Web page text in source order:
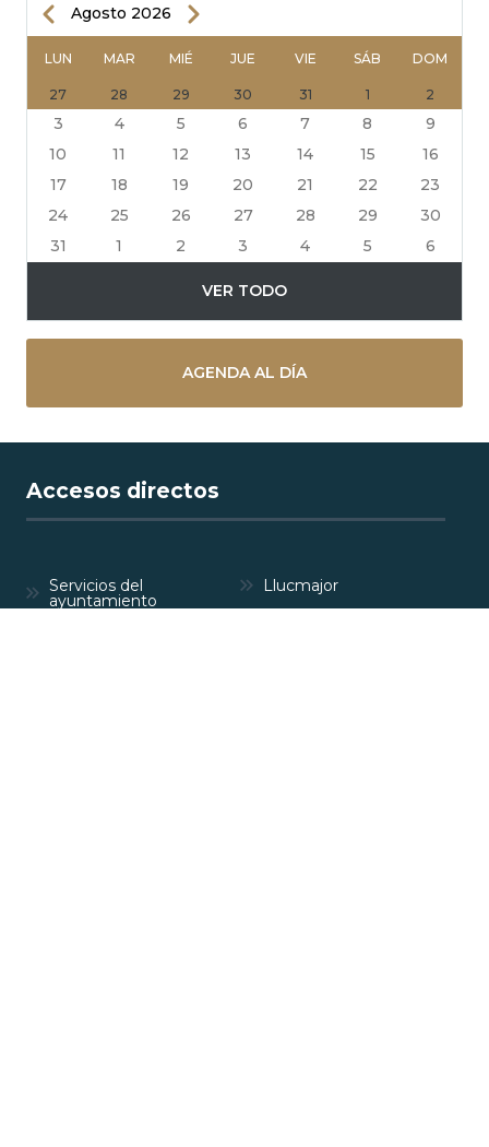
PAGINACIÓN
AnteriorAgosto 2026 Siguiente
LUN MAR MIÉ JUE VIE SÁB DOM
27 28 29 30 31 1 2
3 4 5 6 7 8
9
10
11 12 13 14 15
16
17
18 19 20 21 22
23
24
25 26 27 28 29
30
31
1 2 3 4 5 6
VER TODO
AGENDA AL DÍA
Accesos directos
Servicios del
ayuntamiento
Llucmajor